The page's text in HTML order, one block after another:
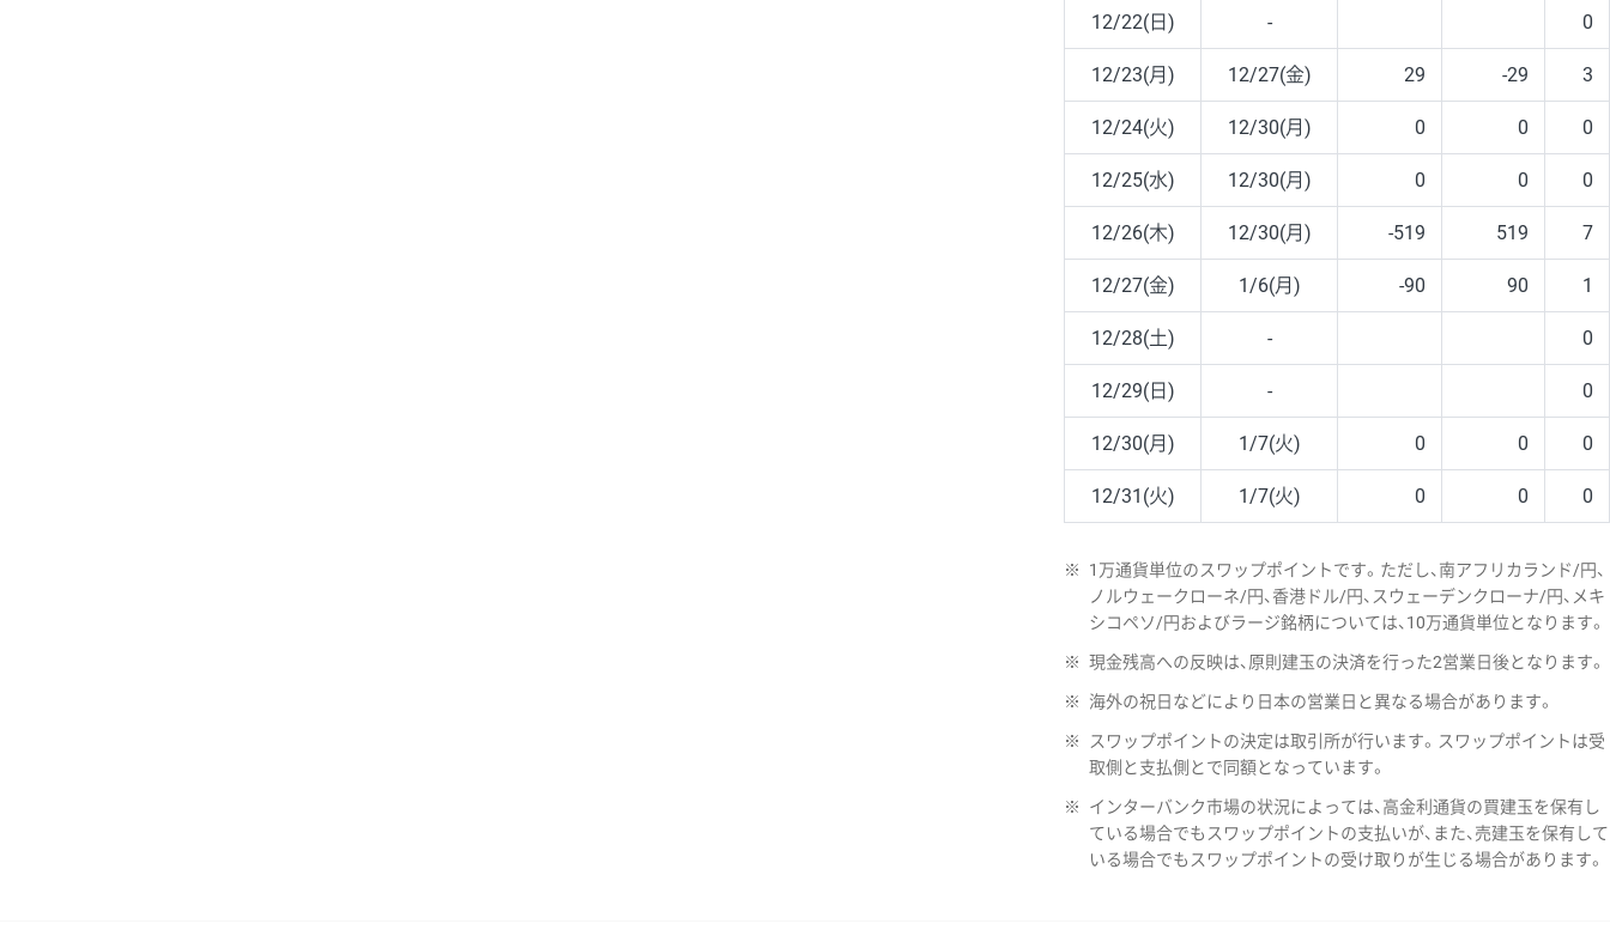
12/22(日) - 0
12/23(月) 12/27(金) 29 -29 3
12/24(火) 12/30(月) 0 0 0
12/25(水) 12/30(月) 0 0 0
12/26(木) 12/30(月) -519 519 7
12/27(金) 1/6(月) -90 90 1
12/28(土) - 0
12/29(日) - 0
12/30(月) 1/7(火) 0 0 0
12/31(火) 1/7(火) 0 0 0
※
1万通貨単位のスワップポイントです。ただし、南アフリカランド/円、
ノルウェークローネ/円、香港ドル/円、スウェーデンクローナ/円、メキ
シコペソ/円およびラージ銘柄については、10万通貨単位となります。
※ 現金残高への反映は、原則建玉の決済を行った2営業日後となります。
※ 海外の祝日などにより日本の営業日と異なる場合があります。
※
スワップポイントの決定は取引所が行います。スワップポイントは受
取側と支払側とで同額となっています。
※
インターバンク市場の状況によっては、高金利通貨の買建玉を保有し
ている場合でもスワップポイントの支払いが、また、売建玉を保有して
いる場合でもスワップポイントの受け取りが生じる場合があります。